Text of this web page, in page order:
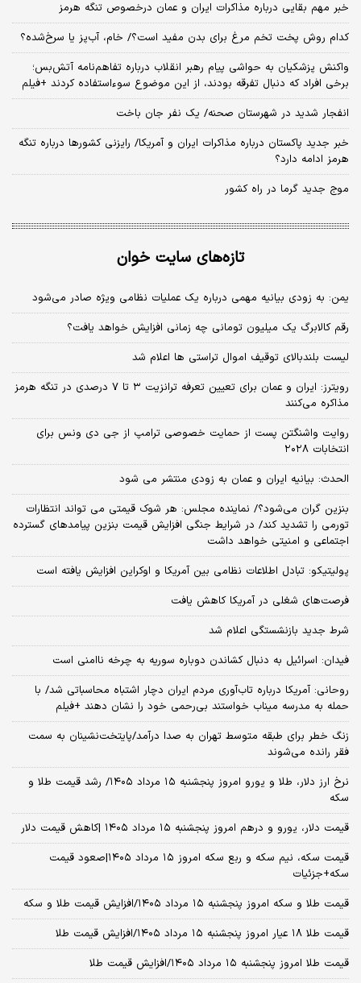
روایت رویترز از پیام هشدارآمیز ایران به آمریکا و اسرائیل/جنگ در آخرین
لحظه متوقف شد
پیش‌بینی قیمت طلا، دلار و سکه امروز پنجشنبه ۱۵ مرداد ۱۴۰۵
تعرفه‌های پرستاری ۶۰ درصد افزایش یافت
روایت پزشکیان از دیدار با رهبر شهید انقلاب پس از بمباران جلسه شورای
عالی امنیت ملی؛ ایشان مانند یک کوه در پشتیبانی از دولت حامی بودند
+فیلم
رویترز: آمریکا برخی تحریم‌های مرتبط با ایران را لغو می‌کند
خبر مهم بقایی درباره مذاکرات ایران و عمان درخصوص تنگه هرمز
کدام روش پخت تخم مرغ برای بدن مفید است؟/ خام، آب‌پز یا سرخ‌شده؟
برخی افراد که دنبال تفرقه بودند، از این موضوع سوءاستفاده کردند +فیلم
انفجار شدید در شهرستان صحنه/ یک نفر جان باخت
خبر جدید پاکستان درباره مذاکرات ایران و آمریکا/ رایزنی کشورها درباره تنگه
هرمز ادامه دارد؟
موج جدید گرما در راه کشور
تازه‌های سایت خوان
یمن: به زودی بیانیه مهمی درباره یک عملیات نظامی ویژه صادر می‌شود
رقم کالابرگ یک میلیون تومانی چه زمانی افزایش خواهد یافت؟
لیست بلندبالای توقیف اموال تراستی ها اعلام شد
مذاکره می‌کنند
روایت واشنگتن پست از حمایت خصوصی ترامپ از جی دی ونس برای
انتخابات ۲۰۲۸
الحدث: بیانیه ایران و عمان به زودی منتشر می شود
بنزین گران می‌شود؟/ نماینده مجلس: هر شوک قیمتی می تواند انتظارات
تورمی را تشدید کند/ در شرایط جنگی افزایش قیمت بنزین پیامدهای گسترده
اجتماعی و امنیتی خواهد داشت
پولیتیکو: تبادل اطلاعات نظامی بین آمریکا و اوکراین افزایش یافته است
فرصت‌های شغلی در آمریکا کاهش یافت
شرط جدید بازنشستگی اعلام شد
فیدان: اسرائیل به دنبال کشاندن دوباره سوریه به چرخه ناامنی است
روحانی: آمریکا درباره تاب‌آوری مردم ایران دچار اشتباه محاسباتی شد/ با
حمله به مدرسه میناب خواستند بی‌رحمی خود را نشان دهند +فیلم
زنگ خطر برای طبقه متوسط تهران به صدا درآمد/پایتخت‌نشینان به سمت
فقر رانده می‌شوند